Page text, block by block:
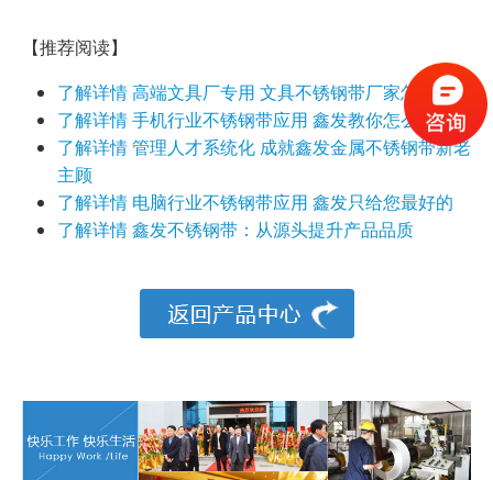
【推荐阅读】
了解详情高端文具厂专用 文具不锈钢带厂家怎么选？
了解详情手机行业不锈钢带应用 鑫发教你怎么选
了解详情管理人才系统化 成就鑫发金属不锈钢带新老
主顾
了解详情 电脑行业不锈钢带应用 鑫发只给您最好的
了解详情鑫发不锈钢带：从源头提升产品品质